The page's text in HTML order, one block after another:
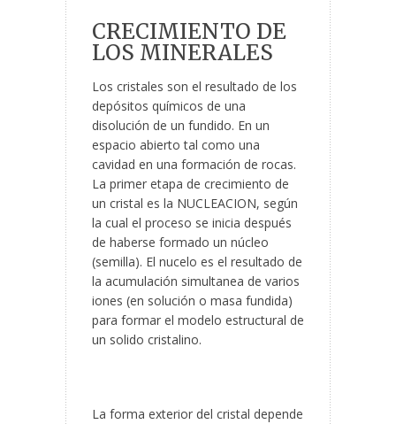
CRECIMIENTO DE
LOS MINERALES
Los cristales son el resultado de los
depósitos químicos de una
disolución de un fundido. En un
espacio abierto tal como una
cavidad en una formación de rocas.
La primer etapa de crecimiento de
un cristal es la NUCLEACION, según
la cual el proceso se inicia después
de haberse formado un núcleo
(semilla). El nucelo es el resultado de
la acumulación simultanea de varios
iones (en solución o masa fundida)
para formar el modelo estructural de
un solido cristalino.
La forma exterior del cristal depende